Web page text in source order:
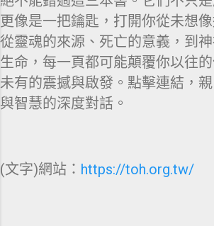
更像是一把鑰匙，打開你從未想
從靈魂的來源、死亡的意義，到
生命，每一頁都可能顛覆你以往
未有的震撼與啟發。點擊連結，
與智慧的深度對話。
(文字)網站： https://toh.org.tw/